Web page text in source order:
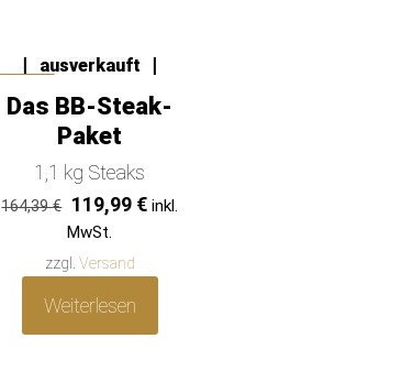
ausverkauft
Das BB-Steak-
Paket
1,1 kg Steaks
164,39€ Ursprünglicher
Preis
war:
164,39 €
119,99 €Aktueller
119,99 €.
inkl.
MwSt.
zzgl. Versand
Weiterlesen